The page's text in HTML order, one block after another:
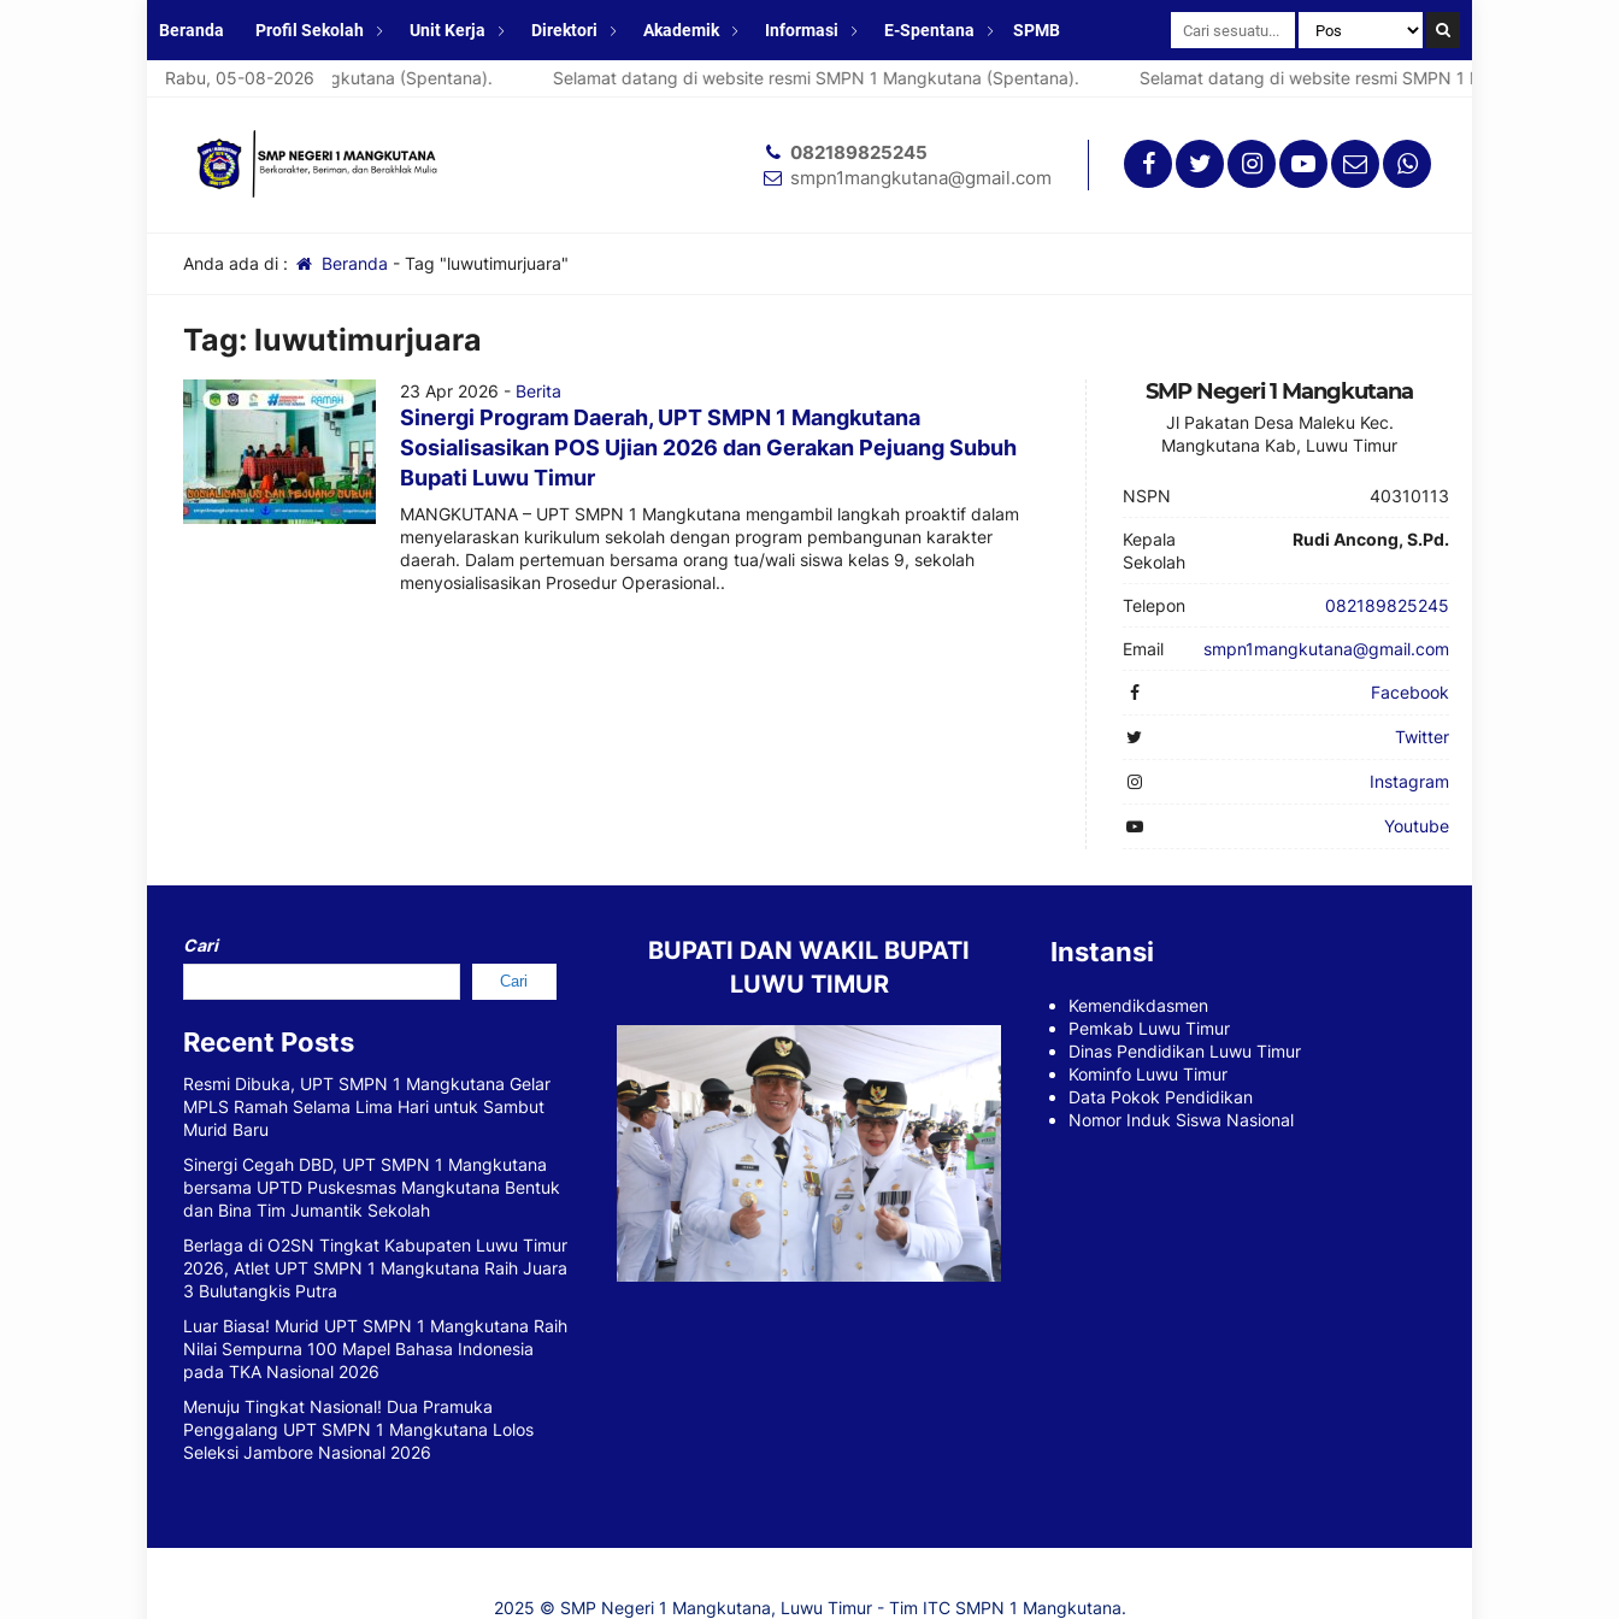
Beranda Profil Sekolah Unit Kerja Direktori Akademik Informasi E-Spentana SPMB
Rabu, 05-08-2026
datang di website resmi SMPN 1 Mangkutana (Spentana). Selamat datang di website resmi SMPN 1 Mangkutana (Spentana). Selamat datang di website resmi SMPN 1 Mangkutana
082189825245
smpn1mangkutana@gmail.com
Anda ada di : Beranda - Tag "luwutimurjuara"
Tag: luwutimurjuara
23 Apr 2026 - Berita
Sinergi Program Daerah, UPT SMPN 1 Mangkutana
Sosialisasikan POS Ujian 2026 dan Gerakan Pejuang Subuh
Bupati Luwu Timur
MANGKUTANA – UPT SMPN 1 Mangkutana mengambil langkah proaktif dalam
menyelaraskan kurikulum sekolah dengan program pembangunan karakter
daerah. Dalam pertemuan bersama orang tua/wali siswa kelas 9, sekolah
menyosialisasikan Prosedur Operasional..
SMP Negeri 1 Mangkutana
Jl Pakatan Desa Maleku Kec.
Mangkutana Kab, Luwu Timur
NSPN 40310113
Kepala
Sekolah
Rudi Ancong, S.Pd.
Telepon 082189825245
Email smpn1mangkutana@gmail.com
Facebook
Twitter
Instagram
Youtube
Cari
Cari
Recent Posts
Resmi Dibuka, UPT SMPN 1 Mangkutana Gelar
MPLS Ramah Selama Lima Hari untuk Sambut
Murid Baru
Sinergi Cegah DBD, UPT SMPN 1 Mangkutana
bersama UPTD Puskesmas Mangkutana Bentuk
dan Bina Tim Jumantik Sekolah
Berlaga di O2SN Tingkat Kabupaten Luwu Timur
2026, Atlet UPT SMPN 1 Mangkutana Raih Juara
3 Bulutangkis Putra
Luar Biasa! Murid UPT SMPN 1 Mangkutana Raih
Nilai Sempurna 100 Mapel Bahasa Indonesia
pada TKA Nasional 2026
Menuju Tingkat Nasional! Dua Pramuka
Penggalang UPT SMPN 1 Mangkutana Lolos
Seleksi Jambore Nasional 2026
BUPATI DAN WAKIL BUPATI
LUWU TIMUR
Instansi
Kemendikdasmen
Pemkab Luwu Timur
Dinas Pendidikan Luwu Timur
Kominfo Luwu Timur
Data Pokok Pendidikan
Nomor Induk Siswa Nasional
2025 © SMP Negeri 1 Mangkutana, Luwu Timur - Tim ITC SMPN 1 Mangkutana.